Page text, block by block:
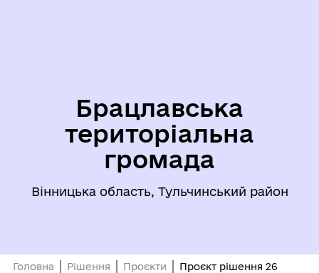
Брацлавська
територіальна
громада
Вінницька область, Тульчинський район
Головна Рішення
Проєкти
Проєкт рішення 26